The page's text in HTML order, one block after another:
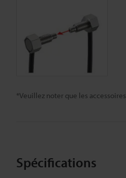
*Veuillez noter que les
Spécifications